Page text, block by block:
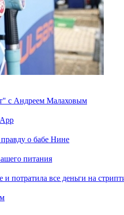
с Андреем Малаховым
правду о бабе Нине
питания
потратила все деньги на